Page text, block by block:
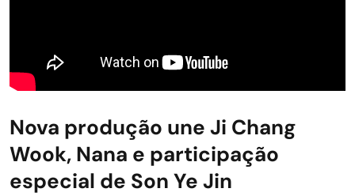
Nova produção une Ji Chang
Wook, Nana e participação
especial de Son Ye Jin